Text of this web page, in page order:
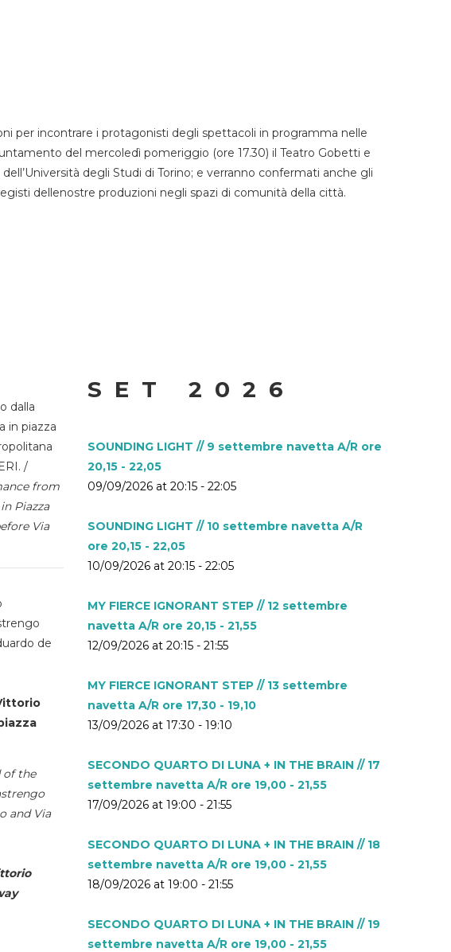
per incontrare i protagonisti degli spettacoli in programma nelle
del mercoledì pomeriggio (ore 17.30) il Teatro Gobetti e
degli Studi di Torino; e verranno confermati anche gli
dellenostre produzioni negli spazi di comunità della città.
dalla
in piazza
/
from
Piazza
Via
de
of the
and Via
SET 2026
SOUNDING LIGHT // 9 settembre navetta A/R ore
20,15 - 22,05
09/09/2026 at 20:15 - 22:05
SOUNDING LIGHT // 10 settembre navetta A/R
ore 20,15 - 22,05
10/09/2026 at 20:15 - 22:05
MY FIERCE IGNORANT STEP // 12 settembre
navetta A/R ore 20,15 - 21,55
12/09/2026 at 20:15 - 21:55
MY FIERCE IGNORANT STEP // 13 settembre
navetta A/R ore 17,30 - 19,10
13/09/2026 at 17:30 - 19:10
SECONDO QUARTO DI LUNA + IN THE BRAIN // 17
settembre navetta A/R ore 19,00 - 21,55
17/09/2026 at 19:00 - 21:55
SECONDO QUARTO DI LUNA + IN THE BRAIN // 18
settembre navetta A/R ore 19,00 - 21,55
18/09/2026 at 19:00 - 21:55
SECONDO QUARTO DI LUNA + IN THE BRAIN // 19
settembre navetta A/R ore 19,00 - 21,55